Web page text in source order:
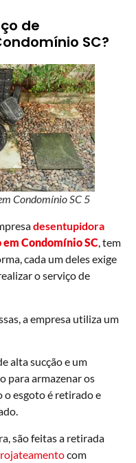
de
SC?
Condomínio SC 5
desentupidora
Condomínio SC, tem
cada um deles exige
o serviço de
a empresa utiliza um
alta sucção e um
para armazenar os
o esgoto é retirado e
são feitas a retirada
com